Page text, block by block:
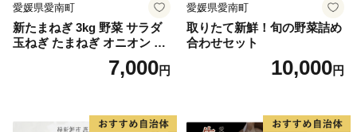
愛媛県愛南町
新たまねぎ 3kg 野菜 サラダ
玉ねぎ たまねぎ オニオン シ
ルクオニオン スープ 煮物 カ
旬～
7,000円
愛媛県愛南町
取りたて新鮮！旬の野菜詰め
合わせセット
10,000円